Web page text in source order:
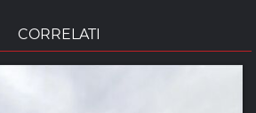
CORRELATI